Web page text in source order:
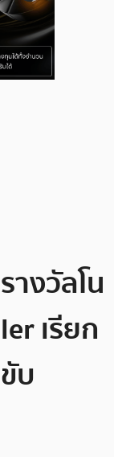
งวัลโน
เรียก
บ